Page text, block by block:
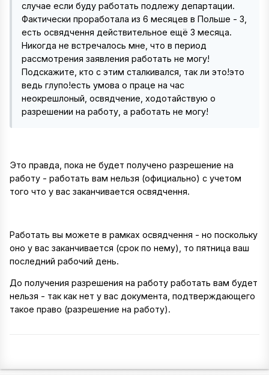
случае если буду работать подлежу департации.
Фактически проработала из 6 месяцев в Польше - 3,
есть освядчення действительное ещё 3 месяца.
Никогда не встречалось мне, что в период
рассмотрения заявления работать не могу!
Подскажите, кто с этим сталкивался, так ли это!это
ведь глупо!есть умова о праце на час
неокрешлоный, освядчение, ходотайствую о
разрешении на работу, а работать не могу!
Это правда, пока не будет получено разрешение на
работу - работать вам нельзя (официально) с учетом
того что у вас заканчивается освядчення.
Работать вы можете в рамках освядчення - но поскольку
оно у вас заканчивается (срок по нему), то пятница ваш
последний рабочий день.
До получения разрешения на работу работать вам будет
нельзя - так как нет у вас документа, подтверждающего
такое право (разрешение на работу).